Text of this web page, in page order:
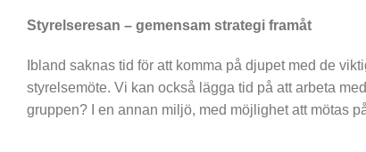
Styrelseresan – gemensam strategi framåt
Ibland saknas tid för att komma på djupet med de
styrelsemöte. Vi kan också lägga tid på att arbeta
gruppen? I en annan miljö, med möjlighet att mötas